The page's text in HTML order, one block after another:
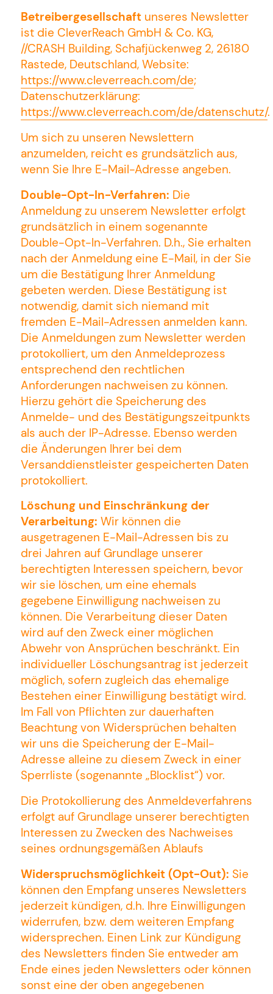
Betreibergesellschaft unseres Newsletter
ist die CleverReach GmbH & Co. KG,
//CRASH Building, Schafjückenweg 2, 26180
Rastede, Deutschland, Website:
https://www.cleverreach.com/de;
Datenschutzerklärung:
https://www.cleverreach.com/de/datenschutz/.
Um sich zu unseren Newslettern
anzumelden, reicht es grundsätzlich aus,
wenn Sie Ihre E-Mail-Adresse angeben.
Double-Opt-In-Verfahren: Die
Anmeldung zu unserem Newsletter erfolgt
grundsätzlich in einem sogenannte
Double-Opt-In-Verfahren. D.h., Sie erhalten
nach der Anmeldung eine E-Mail, in der Sie
um die Bestätigung Ihrer Anmeldung
gebeten werden. Diese Bestätigung ist
notwendig, damit sich niemand mit
fremden E-Mail-Adressen anmelden kann.
Die Anmeldungen zum Newsletter werden
protokolliert, um den Anmeldeprozess
entsprechend den rechtlichen
Anforderungen nachweisen zu können.
Hierzu gehört die Speicherung des
Anmelde- und des Bestätigungszeitpunkts
als auch der IP-Adresse. Ebenso werden
die Änderungen Ihrer bei dem
Versanddienstleister gespeicherten Daten
protokolliert.
Löschung und Einschränkung der
Verarbeitung: Wir können die
ausgetragenen E-Mail-Adressen bis zu
drei Jahren auf Grundlage unserer
berechtigten Interessen speichern, bevor
wir sie löschen, um eine ehemals
gegebene Einwilligung nachweisen zu
können. Die Verarbeitung dieser Daten
wird auf den Zweck einer möglichen
Abwehr von Ansprüchen beschränkt. Ein
individueller Löschungsantrag ist jederzeit
möglich, sofern zugleich das ehemalige
Bestehen einer Einwilligung bestätigt wird.
Im Fall von Pflichten zur dauerhaften
Beachtung von Widersprüchen behalten
wir uns die Speicherung der E-Mail-
Adresse alleine zu diesem Zweck in einer
Sperrliste (sogenannte „Blocklist“) vor.
Die Protokollierung des Anmeldeverfahrens
erfolgt auf Grundlage unserer berechtigten
Interessen zu Zwecken des Nachweises
seines ordnungsgemäßen Ablaufs
Widerspruchsmöglichkeit (Opt-Out): Sie
können den Empfang unseres Newsletters
jederzeit kündigen, d.h. Ihre Einwilligungen
widerrufen, bzw. dem weiteren Empfang
widersprechen. Einen Link zur Kündigung
des Newsletters finden Sie entweder am
Ende eines jeden Newsletters oder können
sonst eine der oben angegebenen
BILDUNG UND BERATUNG FÜR
GESELLSCHAFTLICHE BEWEGUNG
SPENDEN ODER FÖRDERMITGLIED
WERDEN
KONTAKT
IMPRESSUM
DATENSCHUTZ
AGBS
© Konfliktpotential 2026. Alle Rechte
vorbehalten.